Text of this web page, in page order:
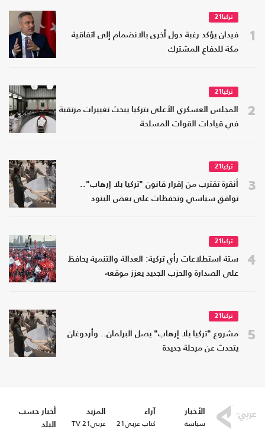
1
تركيا21
فيدان يؤكد رغبة دول أخرى بالانضمام إلى اتفاقية
مكة للدفاع المشترك
2
تركيا21
المجلس العسكري الأعلى بتركيا يبحث تغييرات مرتقبة
في قيادات القوات المسلحة
3
تركيا21
أنقرة تقترب من إقرار قانون "تركيا بلا إرهاب"..
توافق سياسي وتحفظات على بعض البنود
4
تركيا21
ستة استطلاعات رأي تركية: العدالة والتنمية يحافظ
على الصدارة والحزب الجديد يعزز موقعه
5
تركيا21
مشروع "تركيا بلا إرهاب" يصل البرلمان.. وأردوغان
يتحدث عن مرحلة جديدة
الأخبار
سياسة
آراء
كتاب عربي21
المزيد
عربي21 TV
أخبار حسب
البلد